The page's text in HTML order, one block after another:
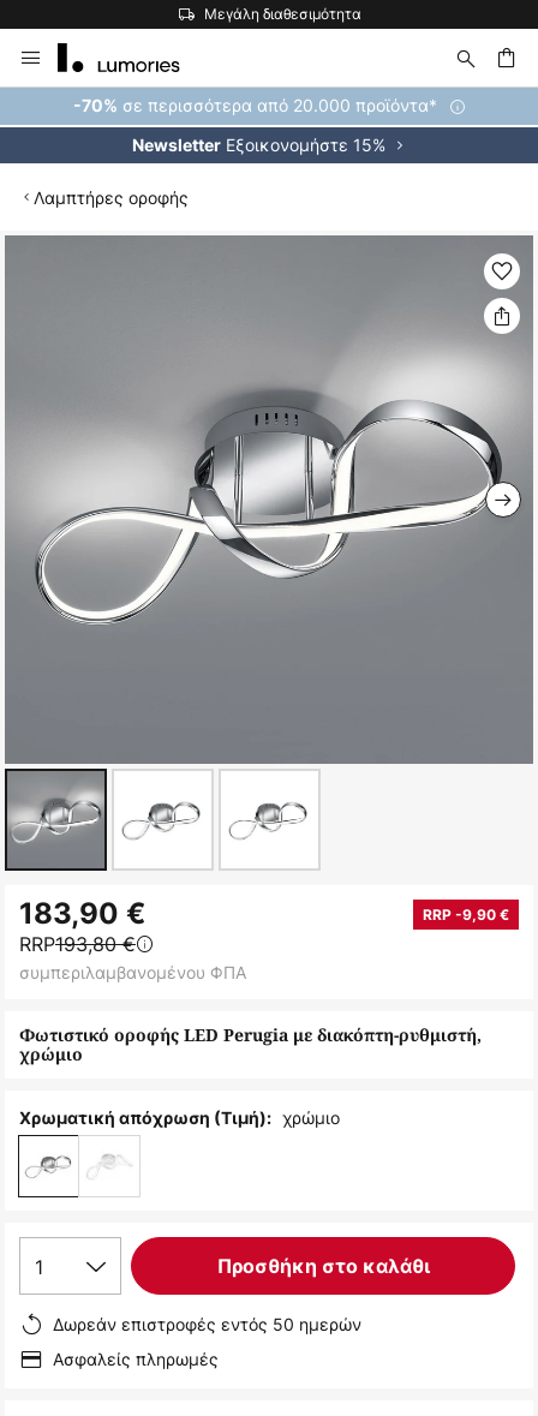
Η μεγαλύτερη επιλογή εμπορικών
Μετάβαση
στο
περιεχόμενο
-70% σε περισσότερα από 20.000 προϊόντα*
Newsletter Εξοικονομήστε 15%
Λαμπτήρες οροφής
στην
αρχή
της
εικόνων
Φωτιστικό οροφής LED Perugia με διακόπτη-ρυθμιστή,
χρώμιο
183,90 € RRP -9,90 €
RRP193,80 €
συμπεριλαμβανομένου ΦΠΑ
Χρωματική απόχρωση (Τιμή): χρώμιο
1 Προσθήκη στο καλάθι
Δωρεάν επιστροφές εντός 50 ημερών
Ασφαλείς πληρωμές